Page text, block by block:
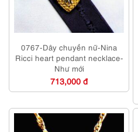
0767-Dây chuyền nữ-Nina
Ricci heart pendant necklace-
Như mới
713,000 đ